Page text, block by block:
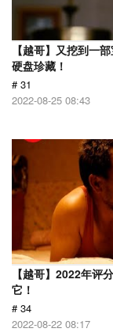
【越哥】又挖到一
硬盘珍藏！
# 31
2022-08-25 08:43
【越哥】2022年评
它！
# 34
2022-08-22 08:17